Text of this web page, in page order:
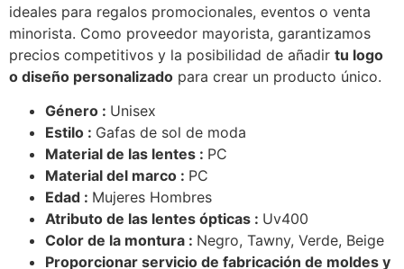
ideales para regalos promocionales, eventos o venta
minorista. Como proveedor mayorista, garantizamos
precios competitivos y la posibilidad de añadir tu logo
o diseño personalizado para crear un producto único.
Género : Unisex
Estilo : Gafas de sol de moda
Material de las lentes : PC
Material del marco : PC
Edad : Mujeres Hombres
Atributo de las lentes ópticas : Uv400
Color de la montura : Negro, Tawny, Verde, Beige
Proporcionar servicio de fabricación de moldes y